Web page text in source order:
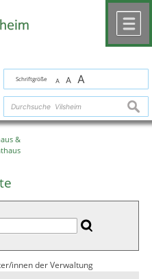
Schriftgröße A A A
&
innen der Verwaltung